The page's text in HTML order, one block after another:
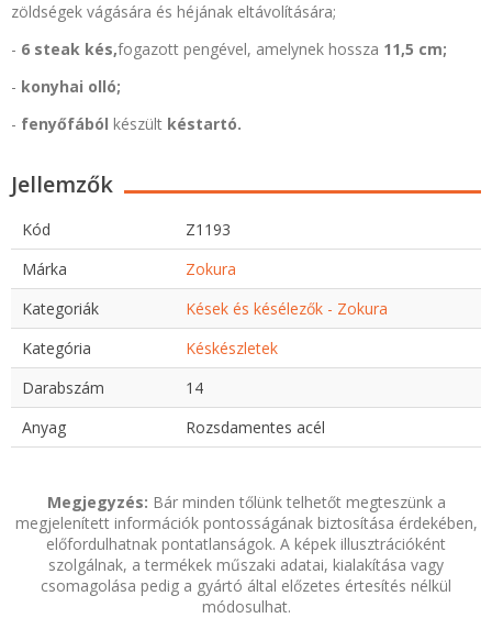
zöldségek vágására és héjának eltávolítására;
- 6 steak kés,fogazott pengével, amelynek hossza 11,5 cm;
- konyhai olló;
- fenyőfából készült késtartó.
Jellemzők
Kód
Z1193
Márka
Zokura
Kategoriák
Kések és késélezők - Zokura
Kategória
Késkészletek
Darabszám
14
Anyag
Rozsdamentes acél
Megjegyzés: Bár minden tőlünk telhetőt megteszünk a
megjelenített információk pontosságának biztosítása érdekében,
előfordulhatnak pontatlanságok. A képek illusztrációként
szolgálnak, a termékek műszaki adatai, kialakítása vagy
csomagolása pedig a gyártó által előzetes értesítés nélkül
módosulhat.